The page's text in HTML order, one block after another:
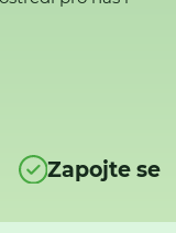
Zapojte se